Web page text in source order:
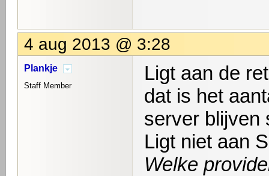
4 aug 2013 @ 3:28
Plankje
Staff Member
Ligt aan de
dat is het
server blijven
Ligt niet aan
Welke